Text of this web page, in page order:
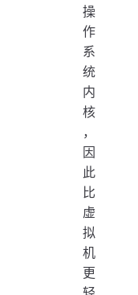
操
作
系
统
内
核
，
因
此
比
虚
拟
机
更